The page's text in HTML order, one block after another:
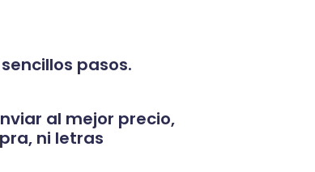
pasos.
al mejor precio,
ni letras